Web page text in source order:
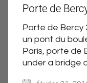
Porte de
Porte de Bercy
un pont du
Paris, porte de
under a bridge